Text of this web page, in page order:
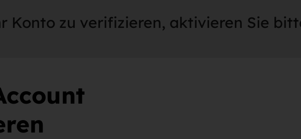
Konto zu verifizieren, aktivieren Sie